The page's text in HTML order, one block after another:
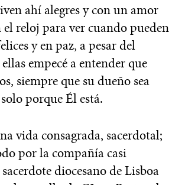
ahí alegres y con un amor
reloj para ver cuando pueden
y en paz, a pesar del
empecé a entender que
siempre que su dueño sea
porque Él está.
vida consagrada, sacerdotal;
por la compañía casi
diocesano de Lisboa